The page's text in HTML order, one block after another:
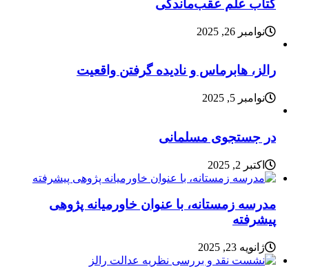
کتاب علم عقب‌ماندگی
نوامبر 26, 2025
رالز، هابرماس و نادیده گرفتن واقعیت
نوامبر 5, 2025
در جستجوی مسلمانی
اکتبر 2, 2025
مدرسه زمستانه، با عنوان خاورمیانه پژوهی
پیشرفته
ژانویه 23, 2025